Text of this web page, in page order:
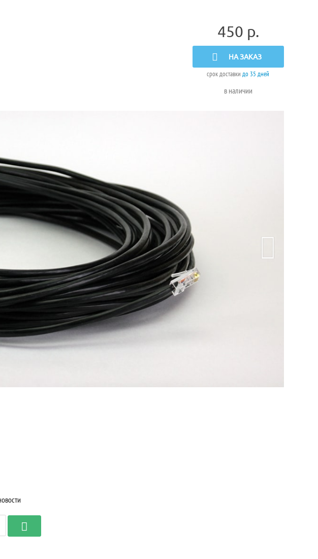
450 р.
НА ЗАКАЗ
срок доставкидо 35 дней
в наличии